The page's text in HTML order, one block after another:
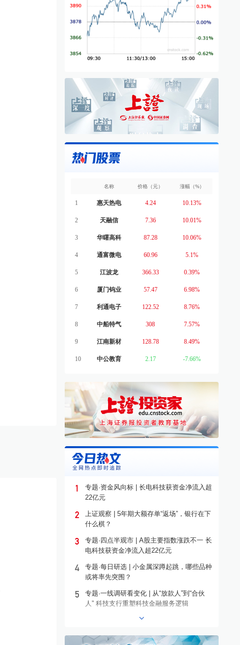
新华社权威快报|支持提振消
海南三亚：确定珠免集团（海
用消费品免税店的“零关税”日
名称 价格（元） 涨幅（%）
1 惠天热电 4.24 10.13%
2 天融信 7.36 10.01%
3 华曙高科 87.28 10.06%
4 通富微电 60.96 5.1%
5 江波龙 366.33 0.39%
6 厦门钨业 57.47 6.98%
7 利通电子 122.52 8.76%
8 中船特气 308 7.57%
9 江南新材 128.78 8.49%
10 中公教育 2.17 -7.66%
1
专题·资金风向标 | 长电科技获资金净流入超
22亿元
2
上证观察 | 5年期大额存单“返场”，银行在下
什么棋？
3
专题·四点半观市 | A股主要指数涨跌不一 长
电科技获资金净流入超22亿元
4
专题·每日研选 | 小金属深蹲起跳，哪些品种
或将率先突围？
5
专题·一线调研看变化 | 从“放款人”到“合伙
人” 科技支行重塑科技金融服务逻辑
专题·港股异动 | 沪上阿姨盘中涨超13%
7 专题·个股异动 | 603221，10连板